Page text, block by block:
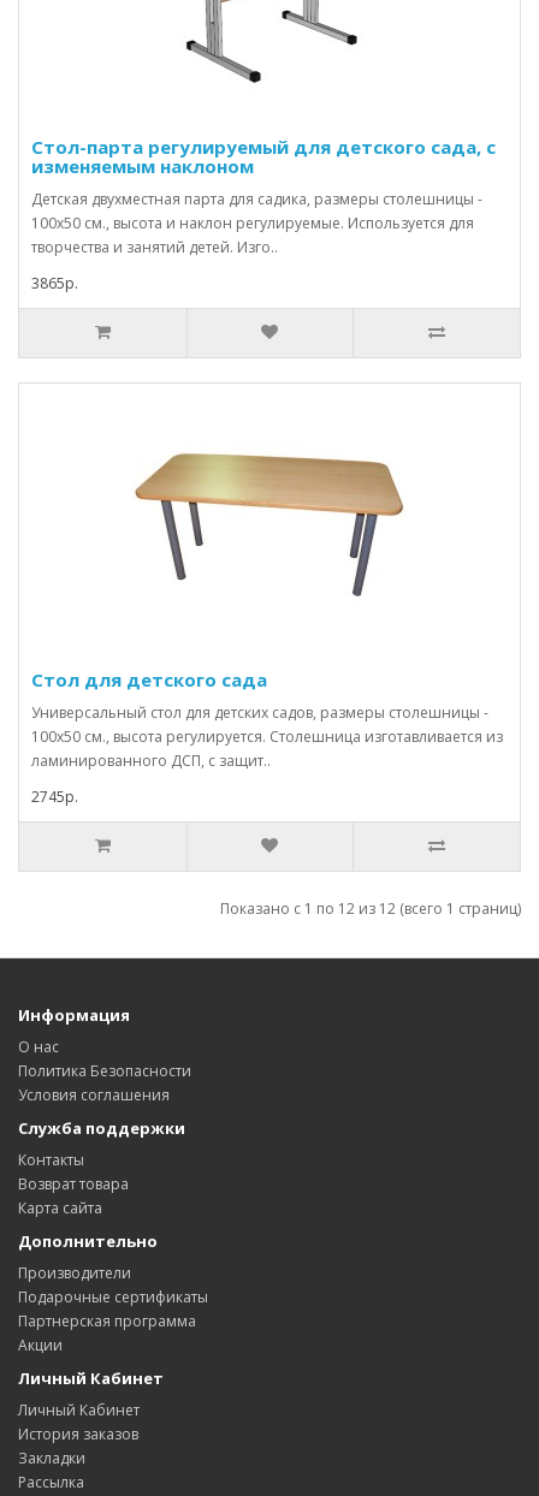
Стол-парта регулируемый для детского сада, с
изменяемым наклоном
Детская двухместная парта для садика, размеры столешницы -
100х50 см., высота и наклон регулируемые. Используется для
творчества и занятий детей. Изго..
3865р.
Стол для детского сада
Универсальный стол для детских садов, размеры столешницы -
100х50 см., высота регулируется. Столешница изготавливается из
ламинированного ДСП, с защит..
2745р.
Показано с 1 по 12 из 12 (всего 1 страниц)
Информация
О нас
Политика Безопасности
Условия соглашения
Служба поддержки
Контакты
Возврат товара
Карта сайта
Дополнительно
Производители
Подарочные сертификаты
Партнерская программа
Акции
Личный Кабинет
Личный Кабинет
История заказов
Закладки
Рассылка